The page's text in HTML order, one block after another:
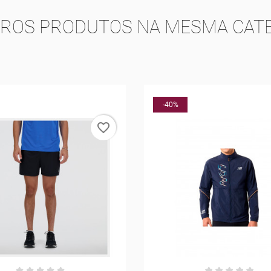
PRODUTOS NA MESMA
favorite_border
-30%